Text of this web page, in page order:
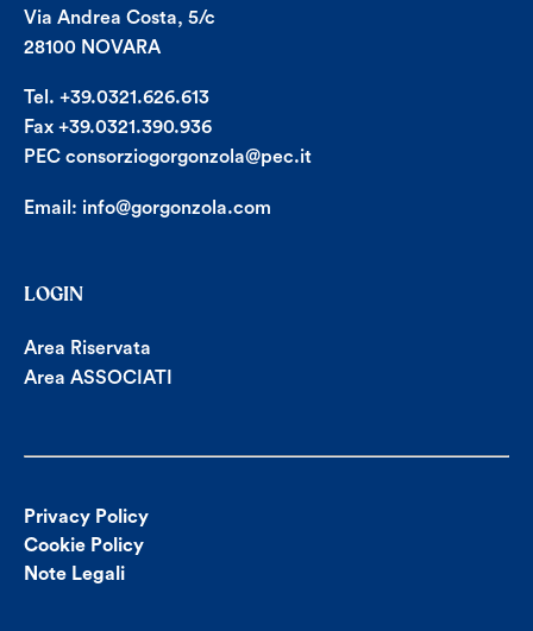
Via Andrea Costa, 5/c
28100 NOVARA
Tel. +39.0321.626.613
Fax +39.0321.390.936
PEC consorziogorgonzola@pec.it
Email: info@gorgonzola.com
LOGIN
Area Riservata
Area ASSOCIATI
Privacy Policy
Cookie Policy
Note Legali